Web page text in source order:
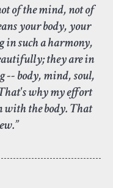
of the mind, not of
your body, your
such a harmony,
they are in
-- body, mind, soul,
why my effort
with the body. That